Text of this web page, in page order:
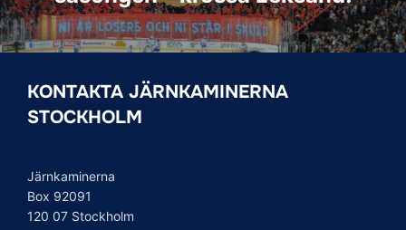
KONTAKTA JÄRNKAMINERNA
STOCKHOLM
Järnkaminerna
Box 92091
120 07 Stockholm